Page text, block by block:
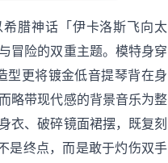
腊神话「伊卡洛斯飞向太
冒险的双重主题。模特身穿
型更将镀金低音提琴背在身
略带现代感的背景音乐为整
衣、破碎镜面裙摆，既复刻
是终点，而是敢于灼伤双手